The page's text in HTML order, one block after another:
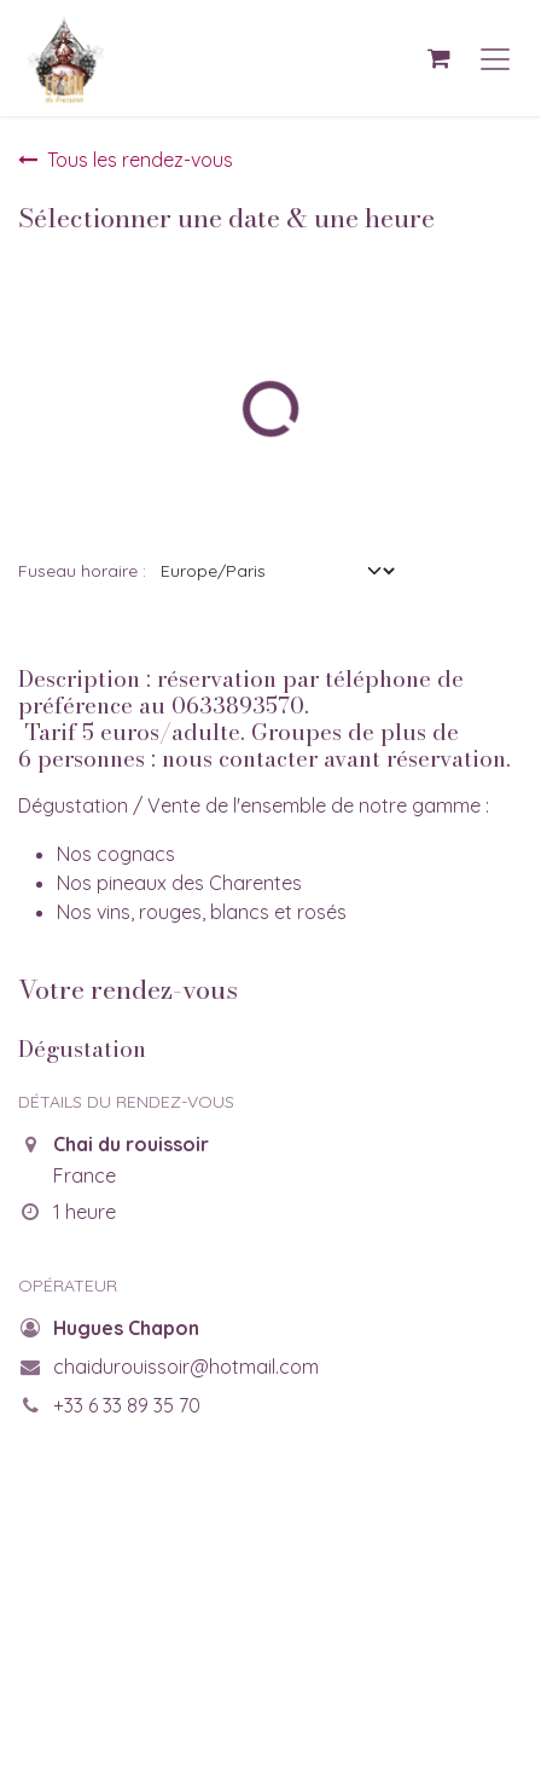
Se rendre au contenu
Tous les rendez-vous
Sélectionner une date & une heure
Fuseau horaire :
Description : réservation par téléphone de
préférence au 0633893570.
Tarif 5 euros/adulte. Groupes de plus de
6 personnes : nous contacter avant réservation.
Dégustation / Vente de l'ensemble de notre gamme :
Nos cognacs
Nos pineaux des Charentes
Nos vins, rouges, blancs et rosés
Votre rendez-vous
Dégustation
DÉTAILS DU RENDEZ-VOUS
Chai du rouissoir
France
1 heure
OPÉRATEUR
Hugues Chapon
chaidurouissoir@hotmail.com
+33 6 33 89 35 70